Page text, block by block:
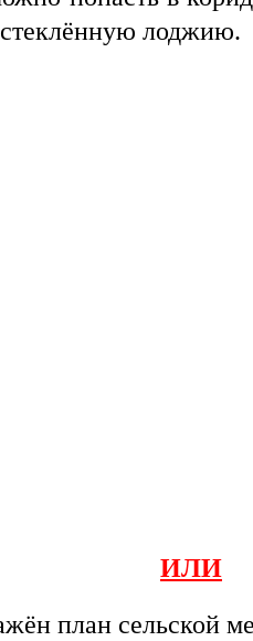
лоджию.
ИЛИ
план сельской